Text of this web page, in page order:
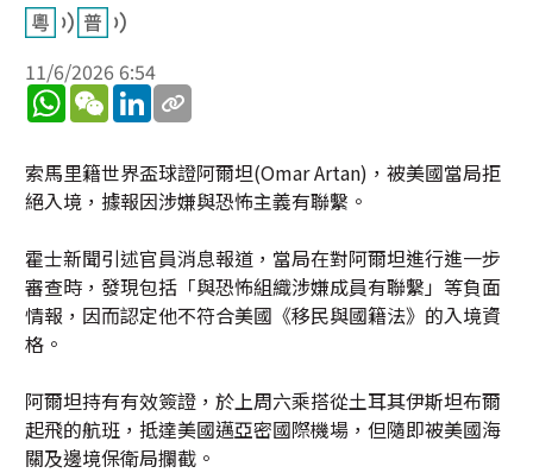
11/6/2026 6:54
WhatsApp
WeChatLinkedIn
索馬里籍世界盃球證阿爾坦(Omar Artan)，被美國當局拒
絕入境，據報因涉嫌與恐怖主義有聯繫。
霍士新聞引述官員消息報道，當局在對阿爾坦進行進一步
審查時，發現包括「與恐怖組織涉嫌成員有聯繫」等負面
情報，因而認定他不符合美國《移民與國籍法》的入境資
格。
阿爾坦持有有效簽證，於上周六乘搭從土耳其伊斯坦布爾
起飛的航班，抵達美國邁亞密國際機場，但隨即被美國海
關及邊境保衛局攔截。